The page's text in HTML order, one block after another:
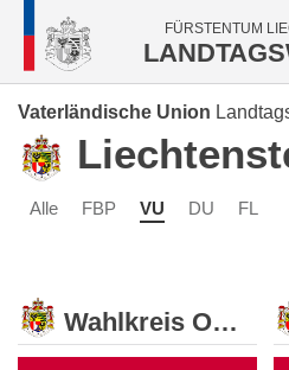
FÜRSTENTUM
Vaterländische Union
Alle FBP VU DU FL
Wahlkreis Oberland